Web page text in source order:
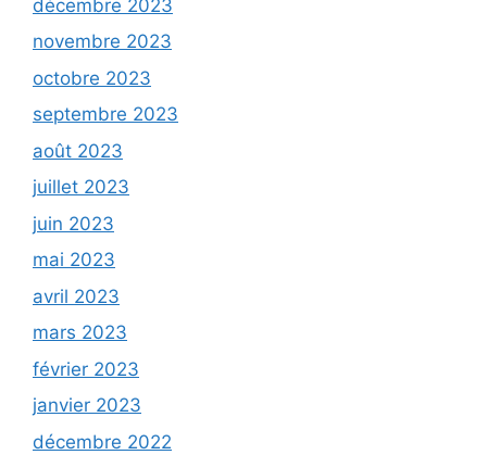
décembre 2023
novembre 2023
octobre 2023
septembre 2023
août 2023
juillet 2023
juin 2023
mai 2023
avril 2023
mars 2023
février 2023
janvier 2023
décembre 2022